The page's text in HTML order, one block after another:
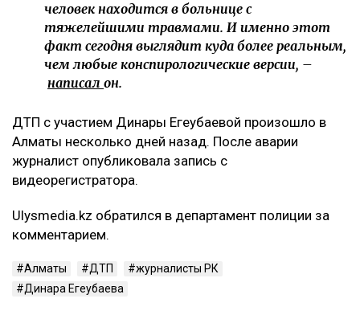
человек находится в больнице с
тяжелейшими травмами. И именно этот
факт сегодня выглядит куда более реальным,
чем любые конспирологические версии, –
написал он.
ДТП с участием Динары Егеубаевой произошло в
Алматы несколько дней назад. После аварии
журналист опубликовала запись с
видеорегистратора.
Ulysmedia.kz обратился в департамент полиции за
комментарием.
Алматы ДТП
журналисты РК
Динара Егеубаева